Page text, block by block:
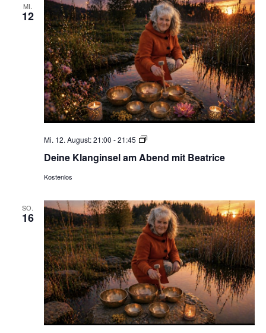
MI.
12
Deine Klanginsel am Abend mit Beatrice
Mi. 12. August: 21:00 -21:45
Deine
Klanginsel
am
Kostenlos
SO.
16